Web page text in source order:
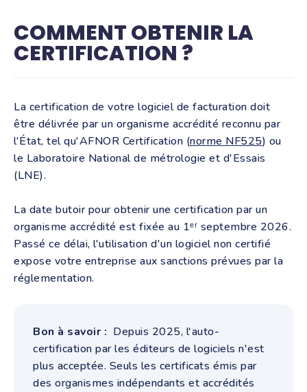
COMMENT OBTENIR LA
CERTIFICATION ?
La certification de votre logiciel de facturation doit
être délivrée par un organisme accrédité reconnu par
l'État, tel qu'AFNOR Certification (norme NF525) ou
le Laboratoire National de métrologie et d'Essais
(LNE).
La date butoir pour obtenir une certification par un
organisme accrédité est fixée au 1ᵉʳ septembre 2026.
Passé ce délai, l'utilisation d'un logiciel non certifié
expose votre entreprise aux sanctions prévues par la
réglementation.
Bon à savoir : Depuis 2025, l'auto-
certification par les éditeurs de logiciels n'est
plus acceptée. Seuls les certificats émis par
des organismes indépendants et accrédités